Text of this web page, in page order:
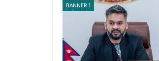
BANNER 1